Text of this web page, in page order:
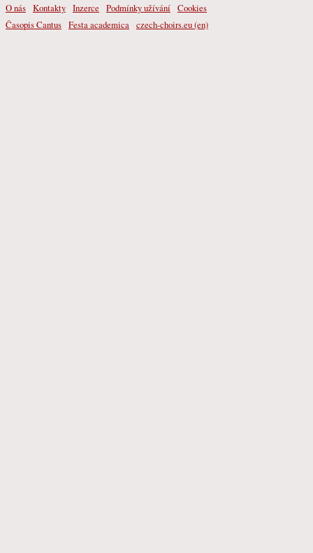
O nás Kontakty Inzerce Podmínky užívání Cookies
Časopis Cantus Festa academica czech-choirs.eu (en)